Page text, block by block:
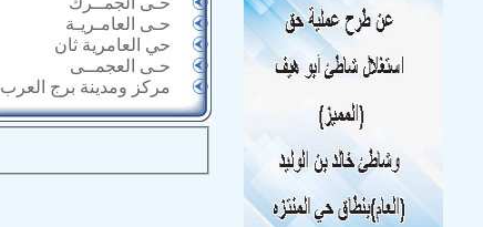
حـى العامـريـة
حي العامرية ثان
حـى العجمــى
مركز ومدينة برج العرب